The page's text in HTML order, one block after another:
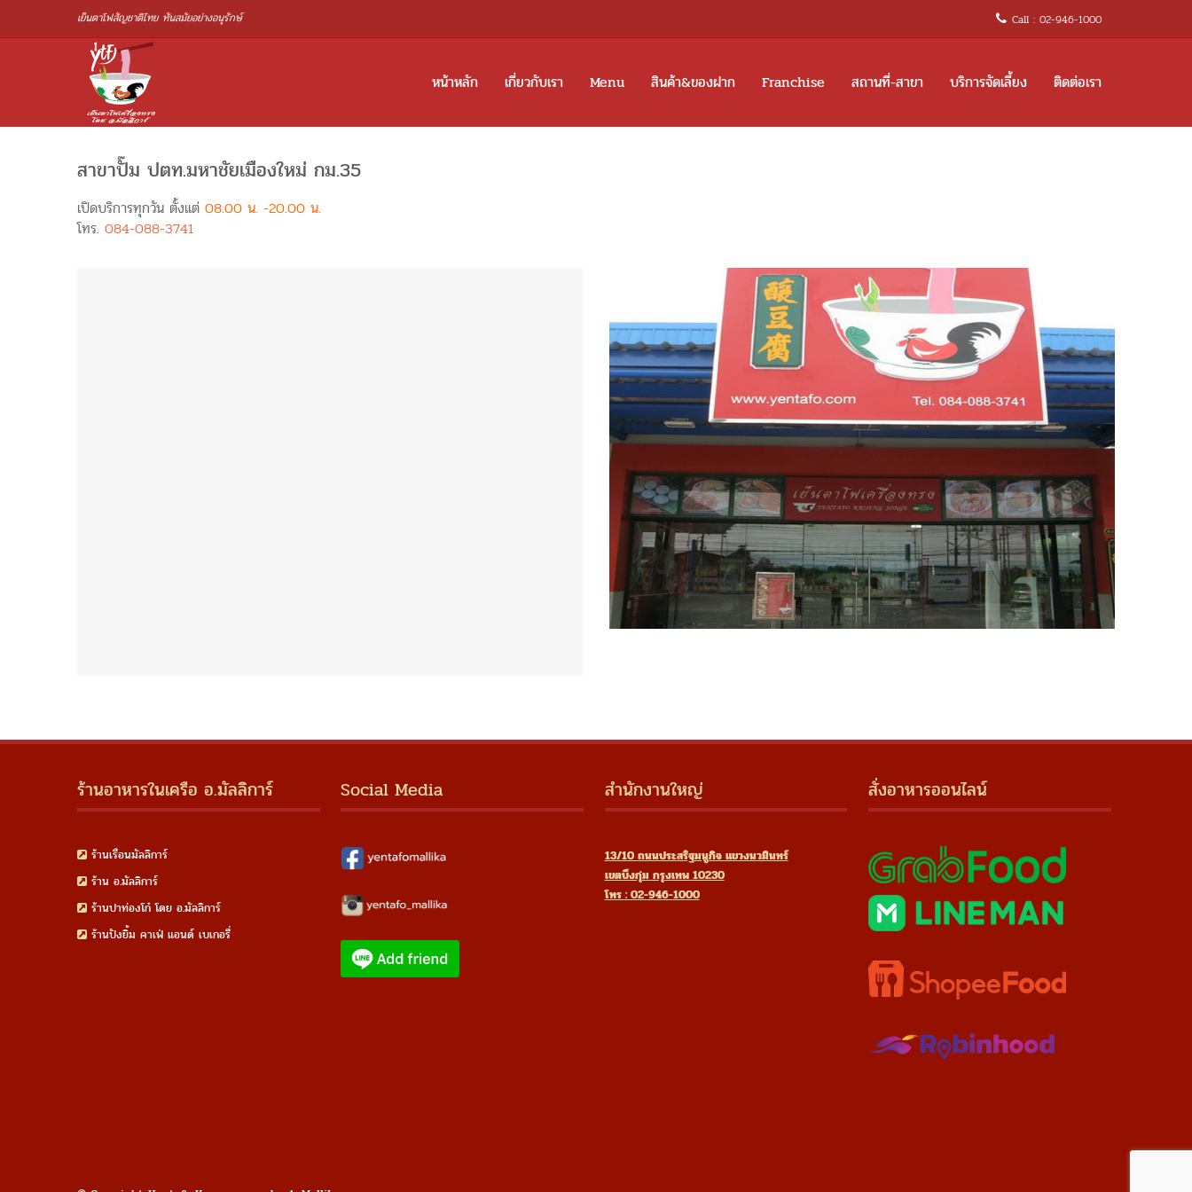
เย็นตาโฟสัญชาติไทย ทันสมัยอย่างอนุรักษ์ Call : 02-946-1000
หน้าหลัก เกี่ยวกับเรา Menu สินค้า&ของฝาก Franchise สถานที่-สาขา บริการจัดเลี้ยง ติดต่อเรา
สาขาปั๊ม ปตท.มหาชัยเมืองใหม่ กม.35
เปิดบริการทุกวัน ตั้งแต่ 08.00 น. -20.00 น.
โทร. 084-088-3741
ร้านอาหารในเครือ อ.มัลลิการ์
ร้านเรือนมัลลิการ์
ร้าน อ.มัลลิการ์
ร้านปาท่องโก๋ โดย อ.มัลลิการ์
ร้านปังยิ้ม คาเฟ่ แอนด์ เบเกอรี่
Social Media สำนักงานใหญ่
13/10 ถนนประสริฐมนูกิจ แขวงนวมินทร์
เขตบึงกุ่ม กรุงเทพ 10230
โทร : 02-946-1000
สั่งอาหารออนไลน์